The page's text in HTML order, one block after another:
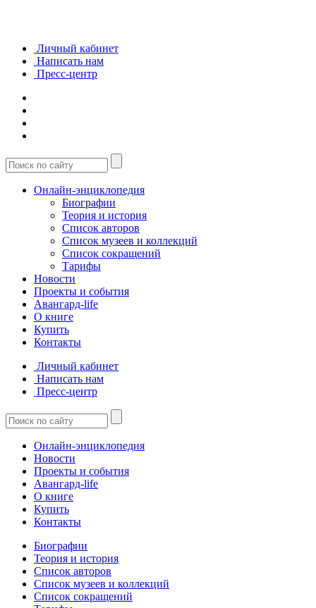
Личный кабинет
Написать нам
Пресс-центр
Онлайн-энциклопедия
Биографии
Теория и история
Список авторов
Список музеев и коллекций
Список сокращений
Тарифы
Новости
Проекты и события
Авангард-life
О книге
Купить
Контакты
Личный кабинет
Написать нам
Пресс-центр
Онлайн-энциклопедия
Новости
Проекты и события
Авангард-life
О книге
Купить
Контакты
Биографии
Теория и история
Список авторов
Список музеев и коллекций
Список сокращений